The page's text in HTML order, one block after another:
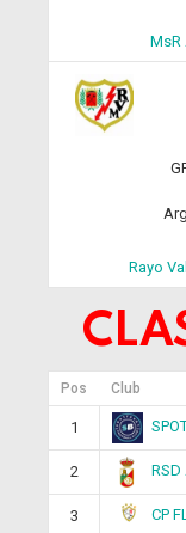
MsR
Rayo
Pos Club
1
2 RSD
3 CP